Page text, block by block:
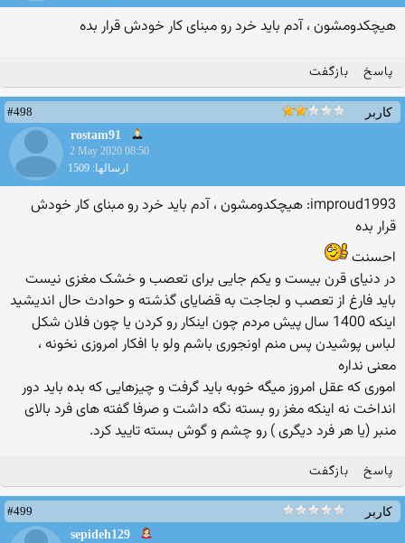
هیچکدومشون ، آدم باید خرد رو مبنای کار خودش قرار بده
پاسخ بازگفت
کاربر
#498
rostam91
2 May 2020 08:50
ارسالها: 1509
improud1993: هیچکدومشون ، آدم باید خرد رو مبنای کار خودش
قرار بده
احسنت
در دنیای قرن بیست و یکم جایی برای تعصب و خشک مغزی نیست
باید فارغ از تعصب و لجاجت به قضایای گذشته و حوادث حال اندیشید
اینکه 1400 سال پیش مردم چون اینکار رو کردن یا چون فلان شکل
لباس پوشیدن پس منم اونجوری باشم ولو با افکار امروزی نخونه ،
معنی نداره
اموری که عقل امروز میگه خوبه باید گرفت و چیزهایی که بده باید دور
انداخت نه اینکه مغز رو بسته نگه داشت و صرفا گفته های فرد بالای
منبر (یا هر فرد دیگری ) رو چشم و گوش بسته تایید کرد.
پاسخ بازگفت
کاربر
#499
sepideh129